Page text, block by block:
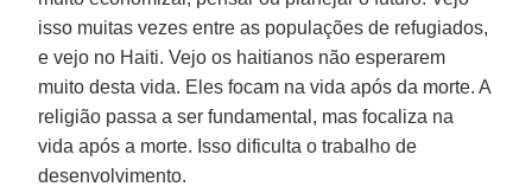
isso muitas vezes entre as populações de refugiados,
e vejo no Haiti. Vejo os haitianos não esperarem
muito desta vida. Eles focam na vida após da morte. A
religião passa a ser fundamental, mas focaliza na
vida após a morte. Isso dificulta o trabalho de
desenvolvimento.